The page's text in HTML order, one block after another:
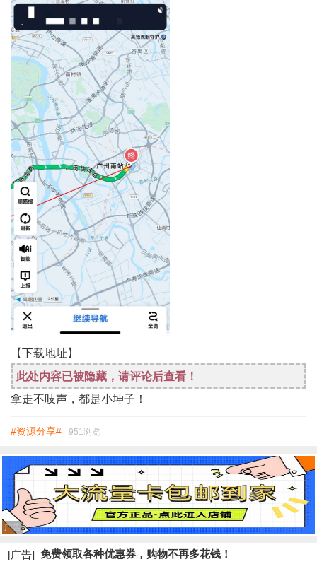
【下载地址】
此处内容已被隐藏，请评论后查看！
拿走不吱声，都是小坤子！
#资源分享# 951浏览
广告
[广告] 免费领取各种优惠券，购物不再多花钱！